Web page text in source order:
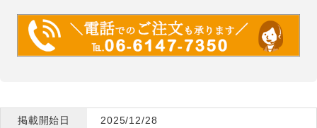
掲載開始日 2025/12/28